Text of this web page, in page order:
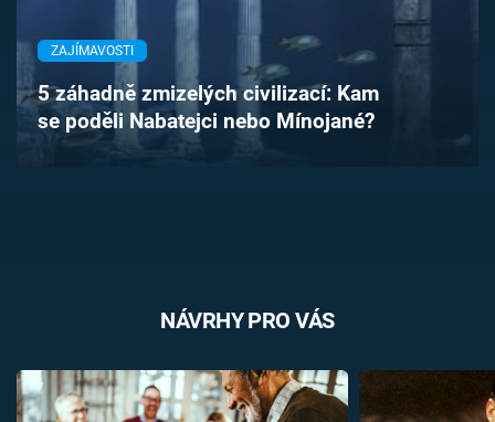
Časopis
Sledujte prima+
Přihlášení
ZAJÍMAVOSTI
5 záhadně zmizelých civilizací: Kam
se poděli Nabatejci nebo Mínojané?
NÁVRHY PRO VÁS